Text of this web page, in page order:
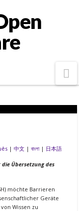
|中文 |বাংলা | 日本語
Übersetzung des
möchte Barrieren
Geräte
Wissen zu